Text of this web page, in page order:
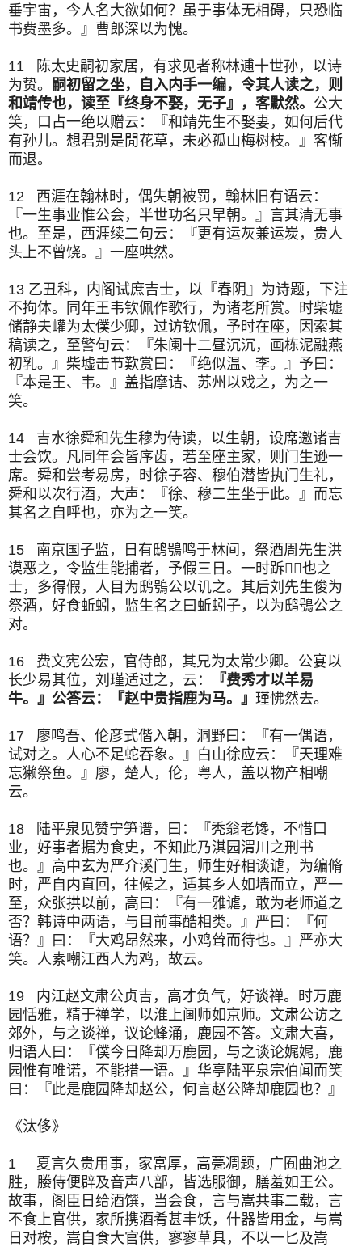
垂宇宙，今人名大欲如何？虽于事体无相碍，只恐临
书费墨多。』曹郎深以为愧。
11 陈太史嗣初家居，有求见者称林逋十世孙，以诗
为贽。 嗣初留之坐，自入内手一编，令其人读之，则
和靖传也，读至『终身不娶，无子』，客默然。 公大
笑，口占一绝以赠云：『和靖先生不娶妻，如何后代
有孙儿。想君别是閒花草，未必孤山梅树枝。』客惭
而退。
12 西涯在翰林时，偶失朝被罚，翰林旧有语云：
『一生事业惟公会，半世功名只早朝。』言其清无事
也。至是，西涯续二句云：『更有运灰兼运炭，贵人
头上不曾饶。』一座哄然。
13 乙丑科，内阁试庶吉士，以『春阴』为诗题，下注
不拘体。同年王韦钦佩作歌行，为诸老所赏。时柴墟
储静夫巏为太僕少卿，过访钦佩，予时在座，因索其
稿读之，至警句云：『朱阑十二昼沉沉，画栋泥融燕
初乳。』柴墟击节歎赏曰：『绝似温、李。』予曰：
『本是王、韦。』盖指摩诘、苏州以戏之，为之一
笑。
14 吉水徐舜和先生穆为侍读，以生朝，设席邀诸吉
士会饮。凡同年会皆序齿，若至座主家，则门生逊一
席。舜和尝考易房，时徐子容、穆伯潜皆执门生礼，
舜和以次行酒，大声：『徐、穆二生坐于此。』而忘
其名之自呼也，亦为之一笑。
15 南京国子监，日有鸱鴞鸣于林间，祭酒周先生洪
谟恶之，令监生能捕者，予假三日。一时跅也之
士，多得假，人目为鸱鴞公以讥之。其后刘先生俊为
祭酒，好食蚯蚓，监生名之曰蚯蚓子，以为鸱鴞公之
对。
16 费文宪公宏，官侍郎，其兄为太常少卿。公宴以
长少易其位，刘瑾适过之，云：
『费秀才以羊易
牛。』公答云：『赵中贵指鹿为马。』 瑾怫然去。
17 廖鸣吾、伦彦式偕入朝，洞野曰：『有一偶语，
试对之。人心不足蛇吞象。』白山徐应云：『天理难
忘獭祭鱼。』廖，楚人，伦，粤人，盖以物产相嘲
云。
18 陆平泉见赞宁笋谱，曰：『秃翁老馋，不惜口
业，好事者据为食史，不知此乃淇园渭川之刑书
也。』高中玄为严介溪门生，师生好相谈谑，为编脩
时，严自内直回，往候之，适其乡人如墙而立，严一
至，众张拱以前，高曰：『有一雅谑，敢为老师道之
否？韩诗中两语，与目前事酷相类。』严曰：『何
语？』曰：『大鸡昂然来，小鸡耸而待也。』严亦大
笑。人素嘲江西人为鸡，故云。
19 内江赵文肃公贞吉，高才负气，好谈禅。时万鹿
园恬雅，精于禅学，以淮上阃师如京师。文肃公访之
郊外，与之谈禅，议论蜂涌，鹿园不答。文肃大喜，
归语人曰：『僕今日降却万鹿园，与之谈论娓娓，鹿
园惟有唯诺，不能措一语。』华亭陆平泉宗伯闻而笑
曰：『此是鹿园降却赵公，何言赵公降却鹿园也？』
《汰侈》
1 夏言久贵用事，家富厚，高甍凋题，广囿曲池之
胜，媵侍便辟及音声八部，皆选服御，膳羞如王公。
故事，阁臣日给酒馔，当会食，言与嵩共事二载，言
不食上官供，家所携酒肴甚丰饫，什器皆用金，与嵩
日对桉，嵩自食大官供，寥寥草具，不以一匕及嵩